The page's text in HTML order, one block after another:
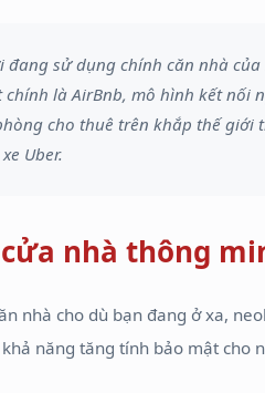
sử dụng chính căn nhà
là AirBnb, mô hình kết nối
cho thuê trên khắp thế giới
Uber.
nhà thông
nhà cho dù bạn đang ở xa,
khả năng tăng tính bảo mật cho